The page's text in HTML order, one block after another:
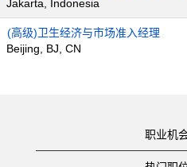
Jakarta, Indonesia
(高级)卫生经济与市场准入经理
Beijing, BJ, CN
职业机